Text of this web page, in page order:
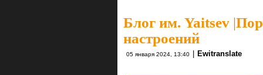
Блог им. Yaitsev |
настроений
05 января 2024, 13:40 Ewitranslate